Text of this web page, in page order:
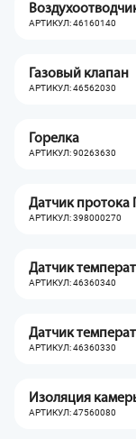
АРТИКУЛ: 46160140
Газовый клапан
АРТИКУЛ: 46562030
Горелка
АРТИКУЛ: 90263630
Датчик протока
АРТИКУЛ: 398000270
Датчик
АРТИКУЛ: 46360340
Датчик
АРТИКУЛ: 46360330
Изоляция
АРТИКУЛ: 47560080